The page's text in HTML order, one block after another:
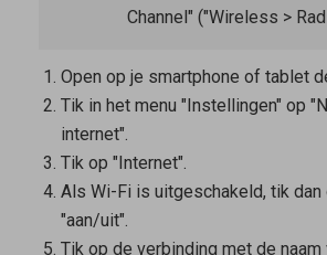
Channel" ("Wireless >
Open op je smartphone of tablet
Tik in het menu "Instellingen" op
internet".
Tik op "Internet".
Als Wi-Fi is uitgeschakeld, tik dan
"aan/uit".
Tik op de verbinding met de naam